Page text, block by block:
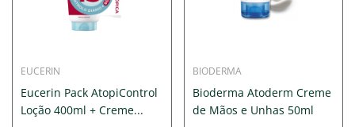
EUCERIN
Eucerin Pack AtopiControl
Loção 400ml + Creme...
BIODERMA
Bioderma Atoderm Creme
de Mãos e Unhas 50ml